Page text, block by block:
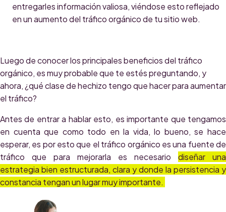
entregarles información valiosa, viéndose esto reflejado
en un aumento del tráfico orgánico de tu sitio web.
Luego de conocer los principales beneficios del tráfico
orgánico, es muy probable que te estés preguntando, y
ahora, ¿qué clase de hechizo tengo que hacer para aumentar
el tráfico?
Antes de entrar a hablar esto, es importante que tengamos
en cuenta que como todo en la vida, lo bueno, se hace
esperar, es por esto que el tráfico orgánico es una fuente de
tráfico que para mejorarla es necesario diseñar una
estrategia bien estructurada, clara y donde la persistencia y
constancia tengan un lugar muy importante.